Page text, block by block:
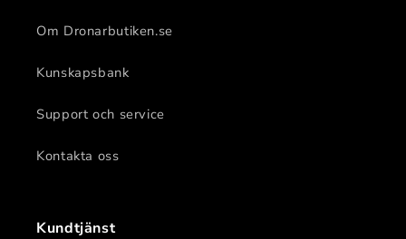
Om Dronarbutiken.se
Kunskapsbank
Support och service
Kontakta oss
Kundtjänst